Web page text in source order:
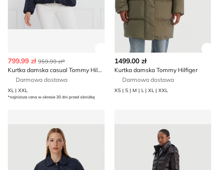
Zobacz szczegóły produktu
799.99 zł 959.99 zł*
Kurtka damska casual Tommy Hilfiger
Darmowa dostawa
XL | XXL
*najniższa cena w okresie 30 dni przed obniżką
1499.00 zł
Kurtka damska Tommy Hilfiger
Darmowa dostawa
XS | S | M | L | XL | XXL